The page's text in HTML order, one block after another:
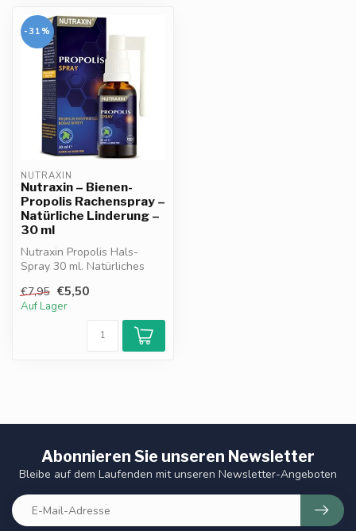
-31%
NUTRAXIN
Nutraxin – Bienen-
Propolis Rachenspray –
Natürliche Linderung –
30 ml
Nutraxin Propolis Hals-
Spray 30 ml. Natürliches
Süßholzwurz...
€7,95 €5,50
Auf Lager
Abonnieren Sie unseren Newsletter
Bleibe auf dem Laufenden mit unseren Newsletter-Angeboten